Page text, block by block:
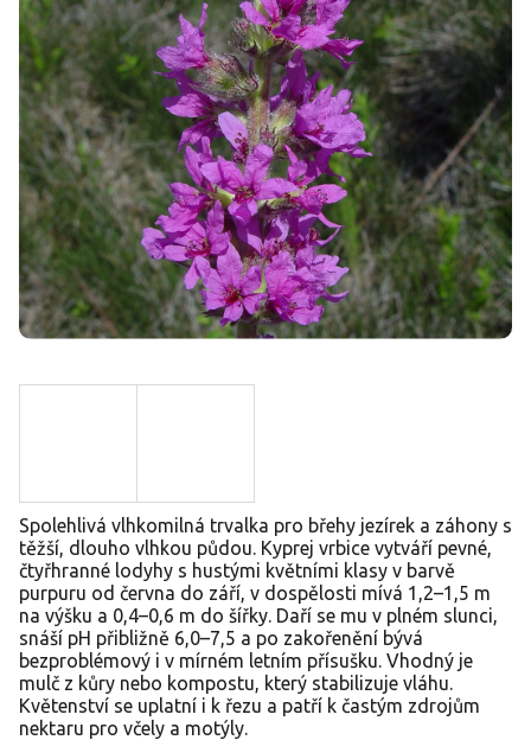
Spolehlivá vlhkomilná trvalka pro břehy jezírek a záhony s
těžší, dlouho vlhkou půdou. Kyprej vrbice vytváří pevné,
čtyřhranné lodyhy s hustými květními klasy v barvě
purpuru od června do září, v dospělosti mívá 1,2–1,5 m
na výšku a 0,4–0,6 m do šířky. Daří se mu v plném slunci,
snáší pH přibližně 6,0–7,5 a po zakořenění bývá
bezproblémový i v mírném letním přísušku. Vhodný je
mulč z kůry nebo kompostu, který stabilizuje vláhu.
Květenství se uplatní i k řezu a patří k častým zdrojům
nektaru pro včely a motýly.